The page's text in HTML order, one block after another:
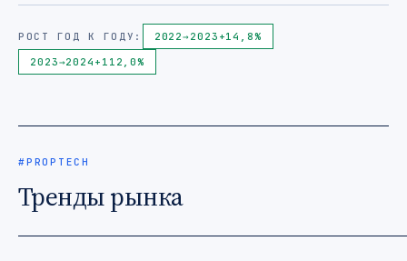
РОСТ ГОД К ГОДУ: 2022→ 2023 +14,8%
2023→2024 +112,0%
#PROPTECH
Тренды рынка